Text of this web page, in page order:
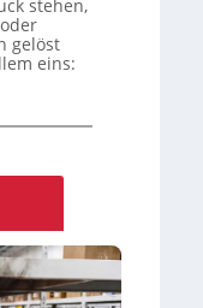
stehen,
gelöst
eins: